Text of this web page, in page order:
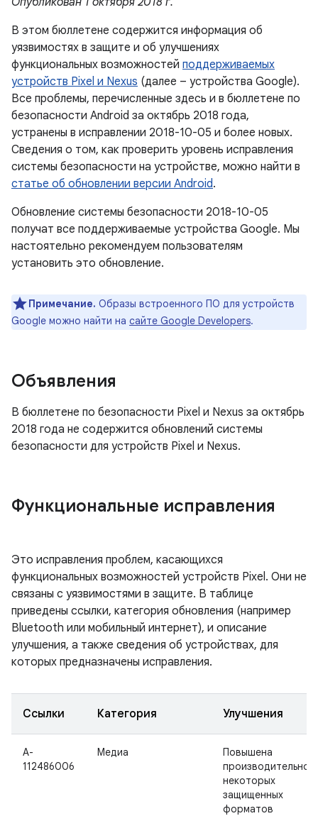
В этом бюллетене содержится информация об
уязвимостях в защите и об улучшениях
функциональных возможностей поддерживаемых
устройств Pixel и Nexus (далее – устройства Google).
Все проблемы, перечисленные здесь и в бюллетене по
безопасности Android за октябрь 2018 года,
устранены в исправлении 2018-10-05 и более новых.
Сведения о том, как проверить уровень исправления
системы безопасности на устройстве, можно найти в
статье об обновлении версии Android.
Обновление системы безопасности 2018-10-05
получат все поддерживаемые устройства Google. Мы
настоятельно рекомендуем пользователям
установить это обновление.
Примечание. Образы встроенного ПО для устройств
Google можно найти на сайте Google Developers.
Объявления
В бюллетене по безопасности Pixel и Nexus за октябрь
2018 года не содержится обновлений системы
безопасности для устройств Pixel и Nexus.
Функциональные исправления
Это исправления проблем, касающихся
функциональных возможностей устройств Pixel. Они не
связаны с уязвимостями в защите. В таблице
приведены ссылки, категория обновления (например
Bluetooth или мобильный интернет), и описание
улучшения, а также сведения об устройствах, для
которых предназначены исправления.
Ссылки Категория Улучшения
A-
112486006
Медиа
Повышена
некоторых
защищенных
форматов